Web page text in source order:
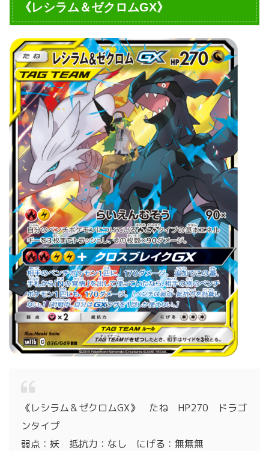
《レシラム＆ゼクロムGX》
《レシラム＆ゼクロムGX》 たね HP270 ドラゴ
ンタイプ
弱点：妖 抵抗力：なし にげる：無無無